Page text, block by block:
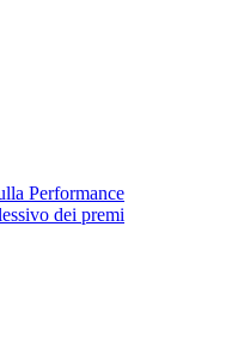
Performance
dei premi